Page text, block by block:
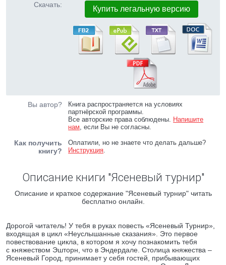
Скачать: Купить легальную версию
Вы автор?
Книга распространяется на условиях
партнёрской программы.
Все авторские права соблюдены. Напишите
нам, если Вы не согласны.
Как получить
книгу?
Оплатили, но не знаете что делать дальше?
Инструкция.
Описание книги "Ясеневый турнир"
Описание и краткое содержание "Ясеневый турнир" читать
бесплатно онлайн.
Дорогой читатель! У тебя в руках повесть «Ясеневый Турнир»,
входящая в цикл «Неуслышанные сказания». Это первое
повествование цикла, в котором я хочу познакомить тебя
с княжеством Эшторн, что в Эндердале. Столица княжества –
Ясеневый Город, принимает у себя гостей, прибывающих